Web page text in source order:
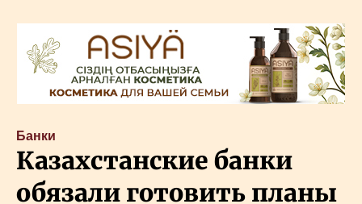
Банки
Казахстанские банки
обязали готовить планы